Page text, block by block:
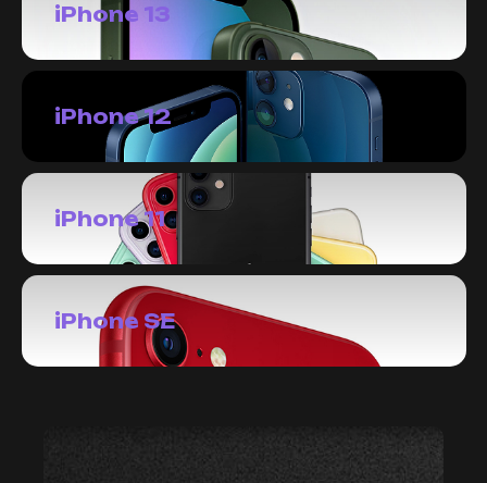
iPhone 13
iPhone 12
iPhone 11
iPhone SE